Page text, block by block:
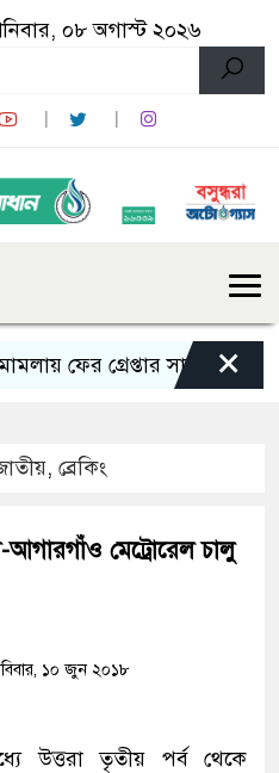
০৮ অগাস্ট ২০২৬
ফের গ্রেপ্তার সাবেক ×
, ব্রেকিং
আগারগাঁও মেট্রোরেল চালু
১০ জুন ২০১৮
উত্তরা তৃতীয় পর্ব থেকে